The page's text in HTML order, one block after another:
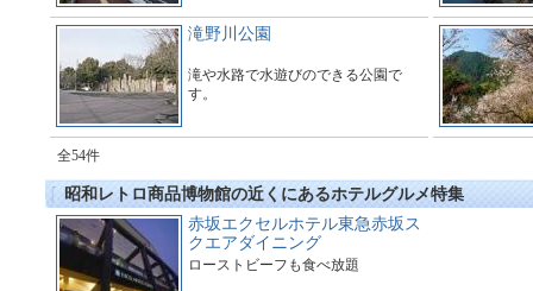
滝野川公園
滝や水路で水遊びのできる公園で
す。
全54件
昭和レトロ商品博物館の近くにあるホテルグルメ特集
赤坂エクセルホテル東急赤坂ス
クエアダイニング
ローストビーフも食べ放題